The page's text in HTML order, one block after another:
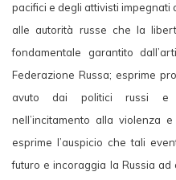
pacifici e degli attivisti impegnati
alle autorità russe che la
fondamentale garantito
Federazione Russa; esprime
avuto dai politici russi e
nell’incitamento alla violenza
esprime l’auspicio che tali
futuro e incoraggia la Russia